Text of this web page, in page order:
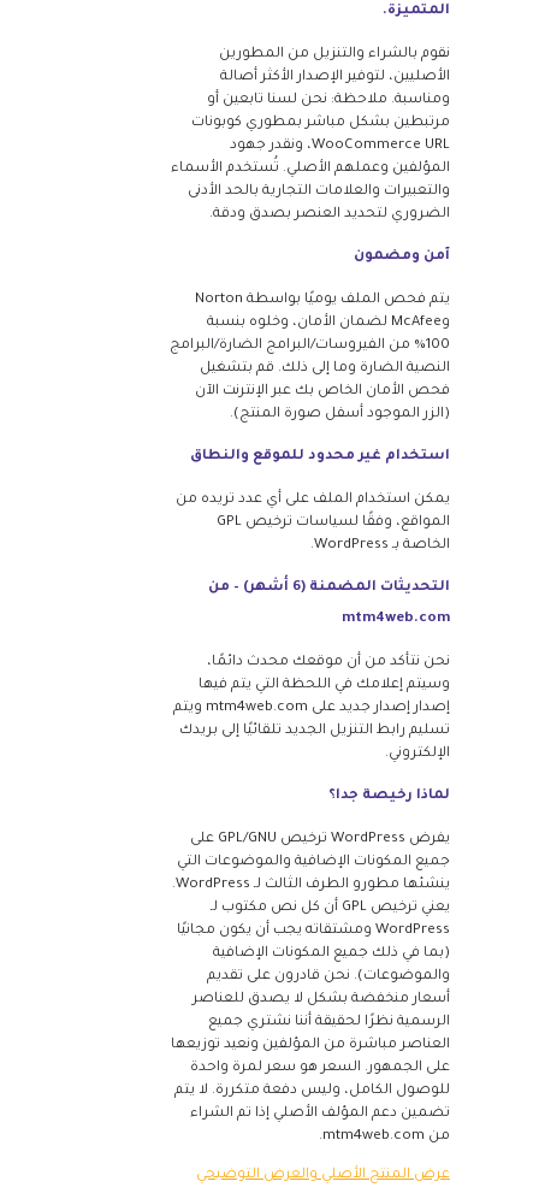
المتميزة.
نقوم بالشراء والتنزيل من المطورين
الأصليين، لتوفير الإصدار الأكثر أصالة
ومناسبة. ملاحظة: نحن لسنا تابعين أو
مرتبطين بشكل مباشر بمطوري كوبونات
WooCommerce URL، ونقدر جهود
المؤلفين وعملهم الأصلي. تُستخدم الأسماء
والتعبيرات والعلامات التجارية بالحد الأدنى
الضروري لتحديد العنصر بصدق ودقة.
آمن ومضمون
يتم فحص الملف يوميًا بواسطة Norton
وMcAfee لضمان الأمان، وخلوه بنسبة
100% من الفيروسات/البرامج الضارة/البرامج
النصية الضارة وما إلى ذلك. قم بتشغيل
فحص الأمان الخاص بك عبر الإنترنت الآن
(الزر الموجود أسفل صورة المنتج).
استخدام غير محدود للموقع والنطاق
يمكن استخدام الملف على أي عدد تريده من
المواقع، وفقًا لسياسات ترخيص GPL
الخاصة بـ WordPress.
التحديثات المضمنة (6 أشهر) – من
mtm4web.com
نحن نتأكد من أن موقعك محدث دائمًا،
وسيتم إعلامك في اللحظة التي يتم فيها
إصدار إصدار جديد على mtm4web.com ويتم
تسليم رابط التنزيل الجديد تلقائيًا إلى بريدك
الإلكتروني.
لماذا رخيصة جدا؟
يفرض WordPress ترخيص GPL/GNU على
جميع المكونات الإضافية والموضوعات التي
ينشئها مطورو الطرف الثالث لـ WordPress.
يعني ترخيص GPL أن كل نص مكتوب لـ
WordPress ومشتقاته يجب أن يكون مجانيًا
(بما في ذلك جميع المكونات الإضافية
والموضوعات). نحن قادرون على تقديم
أسعار منخفضة بشكل لا يصدق للعناصر
الرسمية نظرًا لحقيقة أننا نشتري جميع
العناصر مباشرة من المؤلفين ونعيد توزيعها
على الجمهور. السعر هو سعر لمرة واحدة
للوصول الكامل، وليس دفعة متكررة. لا يتم
تضمين دعم المؤلف الأصلي إذا تم الشراء
من mtm4web.com.
عرض المنتج الأصلي والعرض التوضيحي